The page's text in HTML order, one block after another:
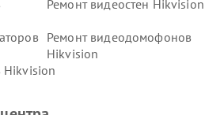
Ремонт видеостен Hikvision
Ремонт видеодомофонов
Hikvision
Hikvision